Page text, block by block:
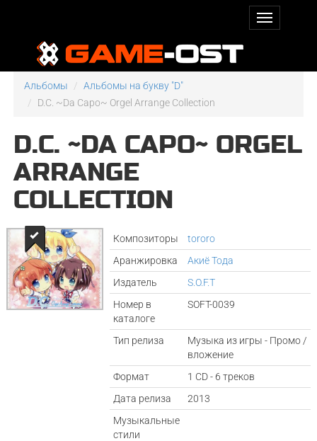
Альбомы
Альбомы на букву "D"
D.C. ~Da Capo~ Orgel Arrange Collection
D.C. ~DA CAPO~ ORGEL
ARRANGE
COLLECTION
Композиторы
tororo
Аранжировка
Акиё Тода
Издатель
S.O.F.T
Номер в
каталоге
SOFT-0039
Тип релиза
Музыка из игры - Промо /
вложение
Формат
1 CD - 6 треков
Дата релиза
2013
Музыкальные
стили